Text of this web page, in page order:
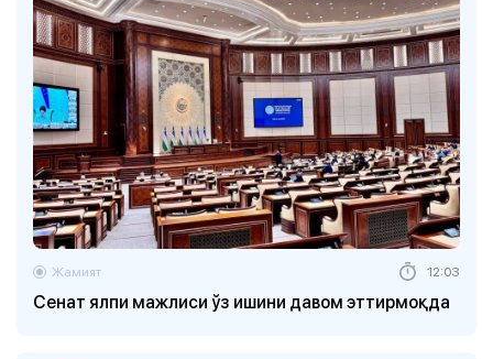
Сенат ялпи мажлиси ўз ишини давом эттирмоқда
Жамият 12:03